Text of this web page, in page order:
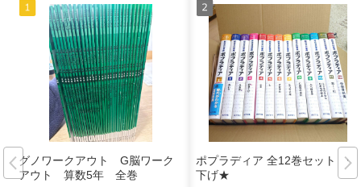
グノワークアウト G脳ワーク
アウト 算数5年 全巻
ポプラディア 全12巻セット 値
下げ★